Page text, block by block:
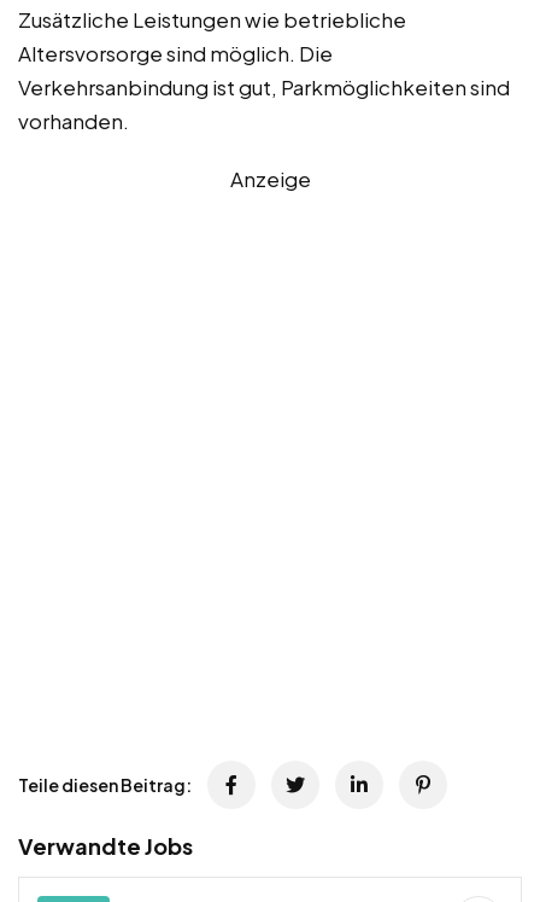
Zusätzliche Leistungen wie betriebliche
Altersvorsorge sind möglich. Die
Verkehrsanbindung ist gut, Parkmöglichkeiten sind
vorhanden.
Anzeige
Teile diesen Beitrag:
Verwandte Jobs